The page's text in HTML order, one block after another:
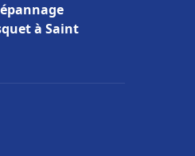
à Saint